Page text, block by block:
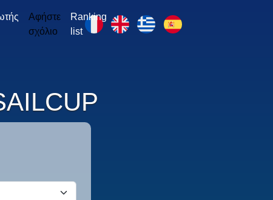
Αφήστε
σχόλιο
Ranking
list